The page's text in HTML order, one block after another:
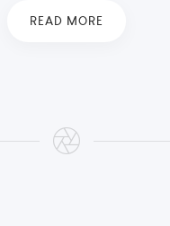
READ MORE